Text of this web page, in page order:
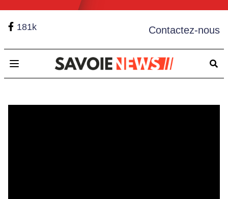
181k Contactez-nous
Open main menu